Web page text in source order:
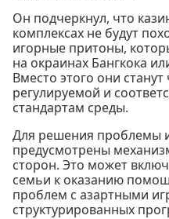
Он подчеркнул, что
комплексах не будут
игорные притоны,
на окраинах Бангкока
Вместо этого они
регулируемой и
стандартам среды.
Для решения проблемы
предусмотрены
сторон. Это может
семьи к оказанию
проблем с азартными
структурированных